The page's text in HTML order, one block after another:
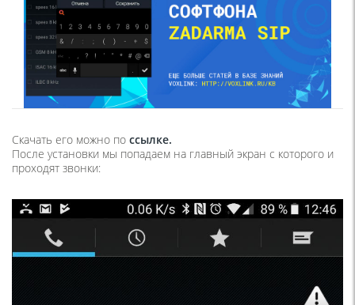
Скачать его можно по ссылке.
После установки мы попадаем на главный экран с которого и
проходят звонки: